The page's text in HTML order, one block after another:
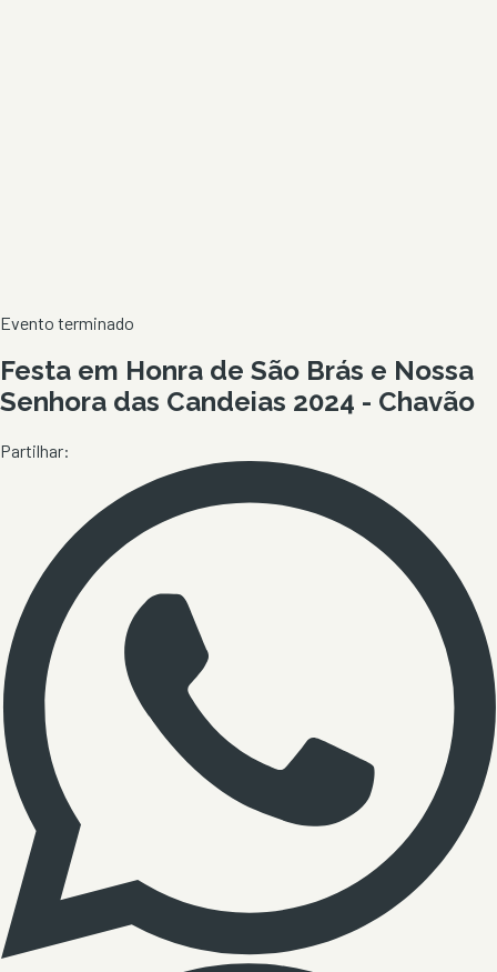
Evento terminado
Festa em Honra de São Brás e Nossa
Senhora das Candeias 2024 - Chavão
Partilhar: